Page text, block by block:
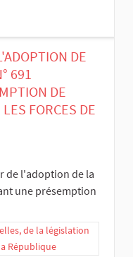
DE
691
DE
FORCES DE
de l'adoption de la
une présemption
de la législation
République